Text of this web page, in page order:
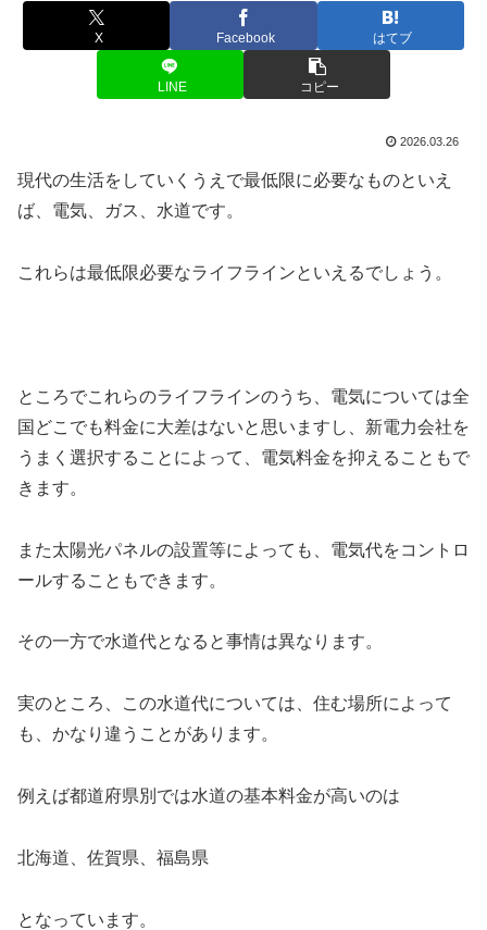
X Facebook はてブ
LINE コピー
2026.03.26
現代の生活をしていくうえで最低限に必要なものといえ
ば、電気、ガス、水道です。
これらは最低限必要なライフラインといえるでしょう。
ところでこれらのライフラインのうち、電気については全
国どこでも料金に大差はないと思いますし、新電力会社を
うまく選択することによって、電気料金を抑えることもで
きます。
また太陽光パネルの設置等によっても、電気代をコントロ
ールすることもできます。
その一方で水道代となると事情は異なります。
実のところ、この水道代については、住む場所によって
も、かなり違うことがあります。
例えば都道府県別では水道の基本料金が高いのは
北海道、佐賀県、福島県
となっています。